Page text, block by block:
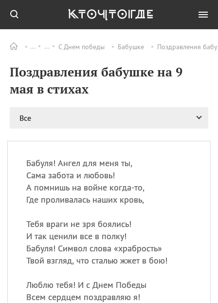
С Днем победы Бабушке Поздравления
Поздравления бабушке на 9
мая в стихах
Все
Бабуля! Ангел для меня ты,
Сама забота и любовь!
А помнишь на войне когда-то,
Где проливалась наших кровь,
Тебя враги не зря боялись!
И так ценили все в полку!
Бабуля! Символ слова «храбрость»
Твой взгляд, что сталью жжет в бою!
Люблю тебя! И с Днем Победы
Всем сердцем поздравляю я!
ПРАЗДНИКИ Все
09.08 День памяти
великомученика и
Николая Чудотворца
11.08 День полета на
11.08
День Святой Клары —
телевидения
ИМЕНА
Сегодня празднуют именины
Герман, Иван,Клим
Анфиса